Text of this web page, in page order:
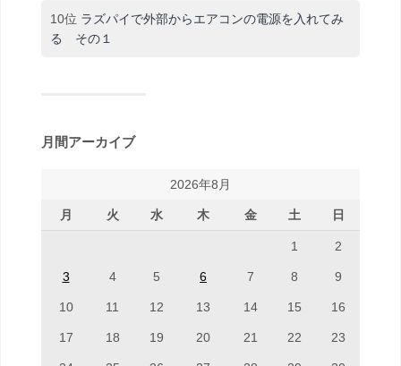
10位 ラズパイで外部からエアコンの電源を入れてみ
る その１
月間アーカイブ
2026年8月
月 火 水 木 金 土 日
1 2
3 4 5 6 7 8 9
10 11 12 13 14 15 16
17 18 19 20 21 22 23